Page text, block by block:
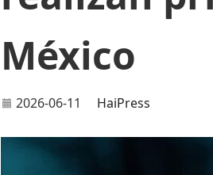
México
2026-06-11 HaiPress